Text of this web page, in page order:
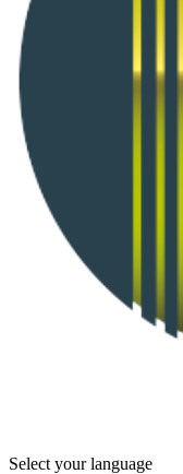
Select your language